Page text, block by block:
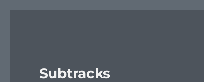
Subtracks